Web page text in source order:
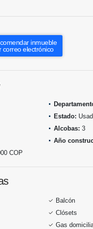
inmueble
correo electrónico
Estado:
Alcobas: 3
Año
COP
Balcón
Clósets
Gas